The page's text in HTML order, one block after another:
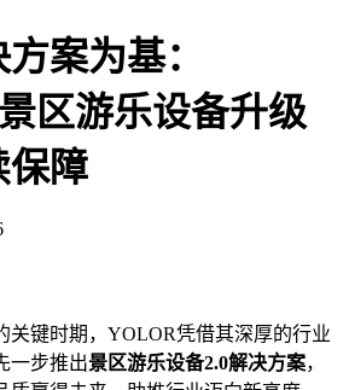
案为基：
区游乐设备升级
保障
关键时期，YOLOR凭借其深厚的行业
一步推出景区游乐设备2.0解决方案，